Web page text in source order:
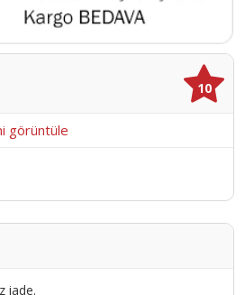
sıcak ve rahat tutun. ; Şimdi sipariş
için her günü keyifli ve rahat bir maceraya
10
görüntüle
iade.